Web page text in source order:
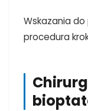
Wskazania
procedura